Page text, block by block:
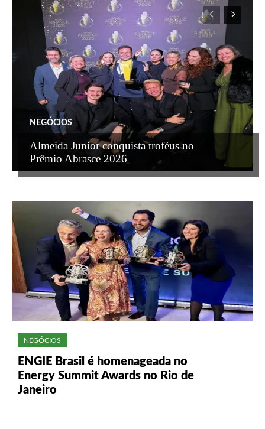
NEGÓCIOS
Almeida Junior conquista troféus no
Prêmio Abrasce 2026
NEGÓCIOS
ENGIE Brasil é homenageada no
Energy Summit Awards no Rio de
Janeiro